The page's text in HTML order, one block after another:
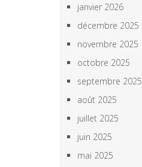
janvier 2026
décembre 2025
novembre 2025
octobre 2025
septembre 2025
août 2025
juillet 2025
juin 2025
mai 2025